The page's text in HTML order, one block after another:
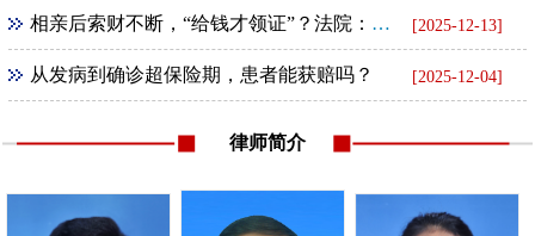
[2025-12-13]
相亲后索财不断，“给钱才领证”？法院：全额返还！
[2025-12-04]
从发病到确诊超保险期，患者能获赔吗？
律师简介